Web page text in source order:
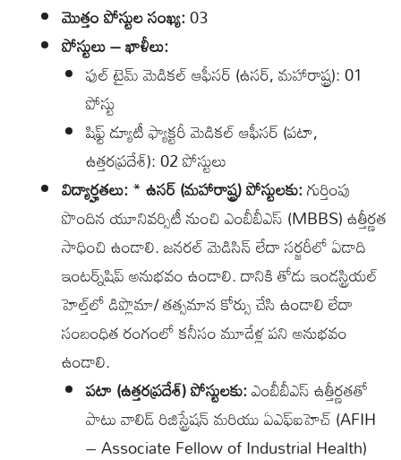
మొత్తం పోస్టుల సంఖ్య:03
పోస్టులు – ఖాళీలు:
ఫుల్ టైమ్ మెడికల్ ఆఫీసర్ (ఉసర్, మహారాష్ట్ర): 01
పోస్టు
షిఫ్ట్ డ్యూటీ ఫ్యాక్టరీ మెడికల్ ఆఫీసర్ (పటా,
ఉత్తరప్రదేశ్): 02 పోస్టులు
విద్యార్హతలు:*ఉసర్ (మహారాష్ట్ర) పోస్టులకు:గుర్తింపు
పొందిన యూనివర్సిటీ నుంచి ఎంబీబీఎస్ (MBBS) ఉత్తీర్ణత
సాధించి ఉండాలి. జనరల్ మెడిసిన్ లేదా సర్జరీలో ఏడాది
ఇంటర్న్‌షిప్ అనుభవం ఉండాలి. దానికి తోడు ఇండస్ట్రియల్
హెల్త్‌లో డిప్లొమా/ తత్సమాన కోర్సు చేసి ఉండాలి లేదా
సంబంధిత రంగంలో కనీసం మూడేళ్ల పని అనుభవం
ఉండాలి.
పటా (ఉత్తరప్రదేశ్) పోస్టులకు:ఎంబీబీఎస్ ఉత్తీర్ణతతో
పాటు వాలిడ్ రిజిస్ట్రేషన్ మరియు ఏఎఫ్ఐహెచ్ (AFIH
– Associate Fellow of Industrial Health)